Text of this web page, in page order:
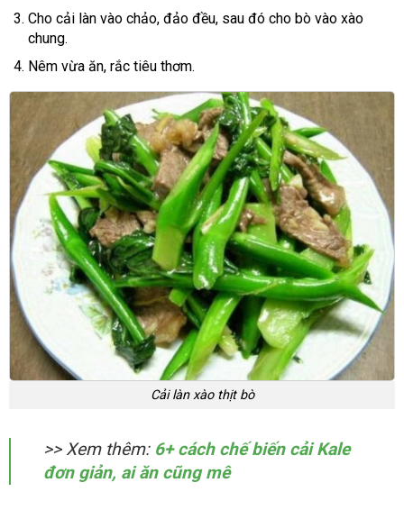
Cho cải làn vào chảo, đảo đều, sau đó cho bò vào xào
chung.
Nêm vừa ăn, rắc tiêu thơm.
Cải làn xào thịt bò
>> Xem thêm:6+ cách chế biến cải Kale
đơn giản, ai ăn cũng mê